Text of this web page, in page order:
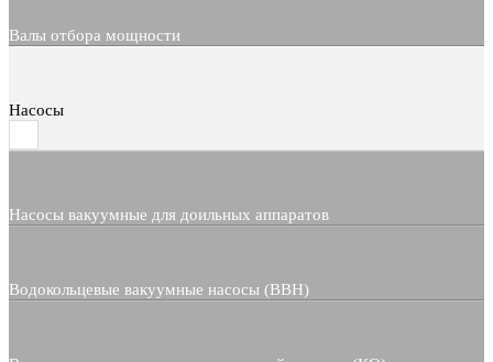
Валы отбора мощности
Насосы
Насосы вакуумные для доильных аппаратов
Водокольцевые вакуумные насосы (ВВН)